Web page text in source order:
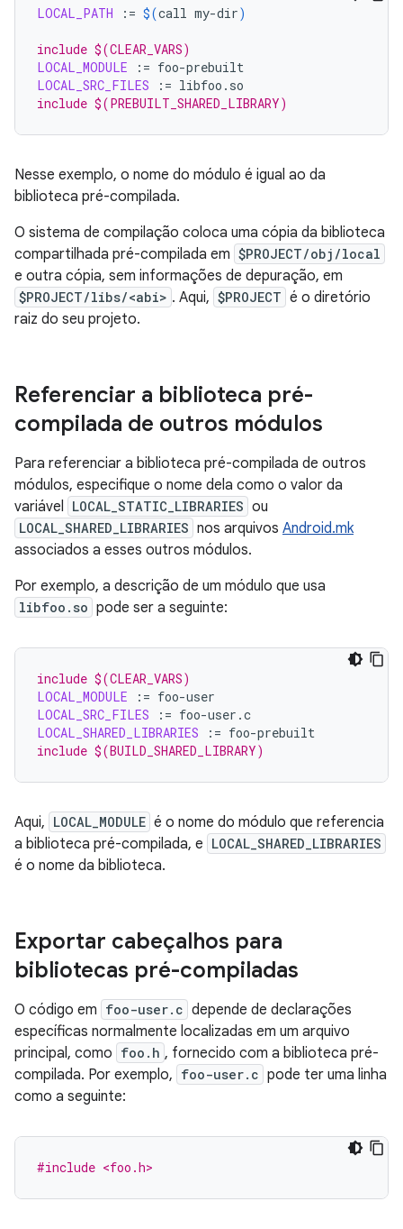
LOCAL_PATH := $(call my-dir)
include $(CLEAR_VARS)
LOCAL_MODULE
:=
LOCAL_SRC_FILES
:=
include $(PREBUILT_SHARED_LIBRARY)
Nesse exemplo, o nome do módulo é igual ao da
biblioteca pré-compilada.
O sistema de compilação coloca uma cópia da biblioteca
compartilhada pré-compilada em $PROJECT/obj/local
e outra cópia, sem informações de depuração, em
$PROJECT/libs/<abi> . Aqui, $PROJECT é o diretório
raiz do seu projeto.
Referenciar a biblioteca pré-
compilada de outros módulos
Para referenciar a biblioteca pré-compilada de outros
módulos, especifique o nome dela como o valor da
variável LOCAL_STATIC_LIBRARIES ou
LOCAL_SHARED_LIBRARIES nos arquivos Android.mk
associados a esses outros módulos.
Por exemplo, a descrição de um módulo que usa
libfoo.so pode ser a seguinte:
include $(CLEAR_VARS)
LOCAL_MODULE
:=
LOCAL_SRC_FILES
:=
LOCAL_SHARED_LIBRARIES
:=
include $(BUILD_SHARED_LIBRARY)
Aqui, LOCAL_MODULE é o nome do módulo que referencia
a biblioteca pré-compilada, e LOCAL_SHARED_LIBRARIES
é o nome da biblioteca.
Exportar cabeçalhos para
bibliotecas pré-compiladas
O código em foo-user.c depende de declarações
específicas normalmente localizadas em um arquivo
principal, como foo.h , fornecido com a biblioteca pré-
compilada. Por exemplo, foo-user.c pode ter uma linha
como a seguinte:
#include <foo.h>